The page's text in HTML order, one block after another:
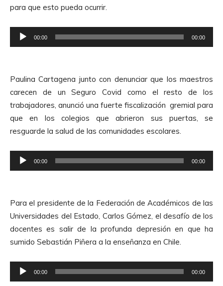
para que esto pueda ocurrir.
e
o
d
u
c
t
o
A
u
d
i
00:00 00:00
Paulina Cartagena junto con denunciar que los maestros
carecen de un Seguro Covid como el resto de los
trabajadores, anunció una fuerte fiscalización gremial para
que en los colegios que abrieron sus puertas, se
resguarde la salud de las comunidades escolares.
e
o
d
u
c
t
00:00 00:00
Para el presidente de la Federación de Académicos de las
Universidades del Estado, Carlos Gómez, el desafío de los
docentes es salir de la profunda depresión en que ha
sumido Sebastián Piñera a la enseñanza en Chile.
e
00:00 00:00